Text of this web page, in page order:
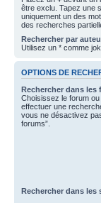
être exclu. Tapez une
uniquement un des
des recherches
Rechercher par
Utilisez un * comme
OPTIONS DE
Rechercher dans les
Choisissez le forum
effectuer une
vous ne désactivez
forums”.
Rechercher dans les